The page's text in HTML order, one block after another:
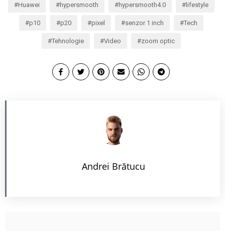
Huawei hypersmooth hypersmooth4.0 lifestyle
p10 p20 pixel senzor 1 inch Tech
Tehnologie Video zoom optic
Andrei Brătucu